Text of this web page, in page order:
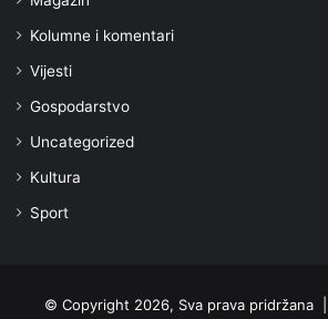
Kolumne i komentari
Vijesti
Gospodarstvo
Uncategorized
Kultura
Sport
© Copyright 2026, Sva prava pridržana |